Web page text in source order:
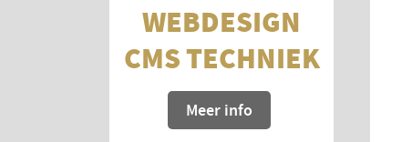
WEBDESIGN
CMS TECHNIEK
Meer info